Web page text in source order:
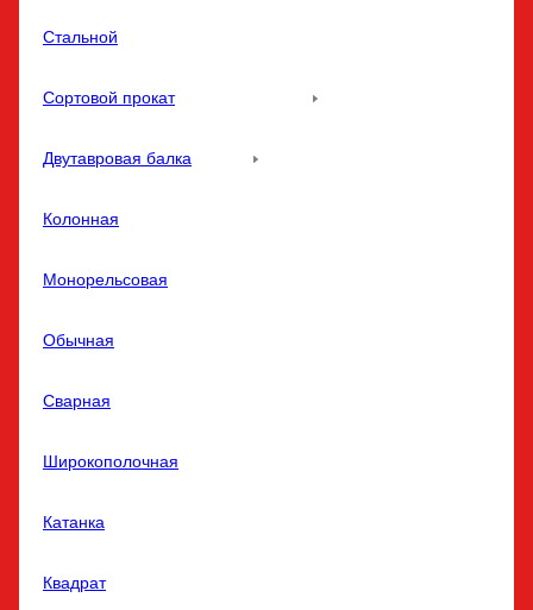
Стальной
Сортовой прокат
Двутавровая балка
Колонная
Монорельсовая
Обычная
Сварная
Широкополочная
Катанка
Квадрат